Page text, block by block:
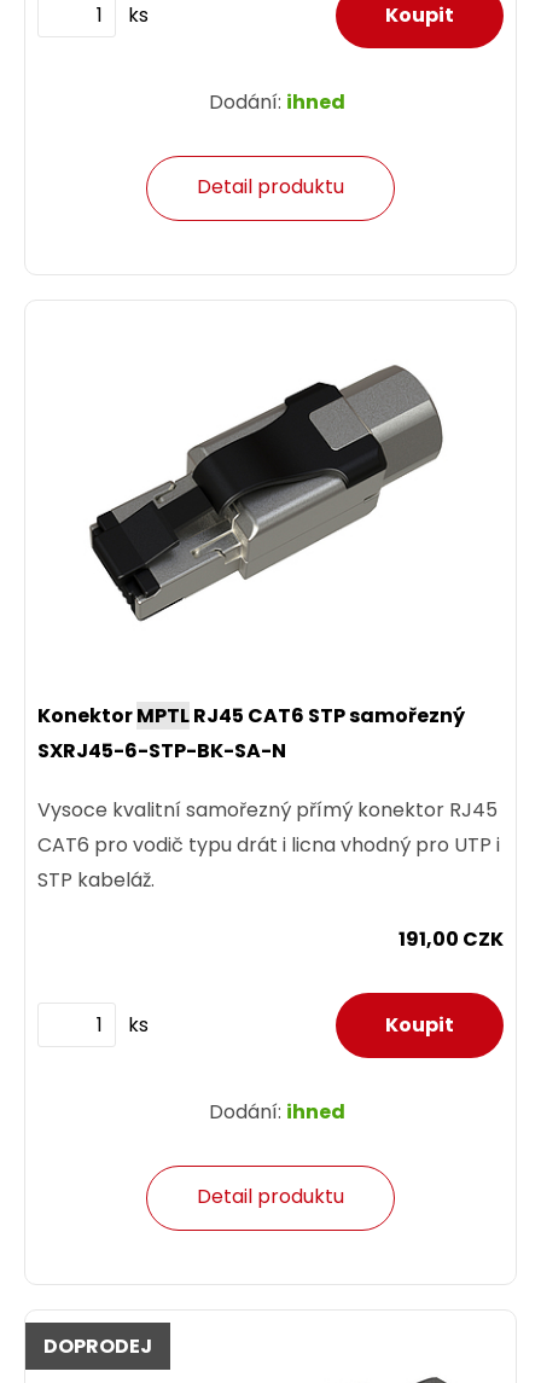
ks
Dodání: ihned
Detail produktu
KonektorMPTLRJ45 CAT6 STP samořezný
SXRJ45-6-STP-BK-SA-N
Vysoce kvalitní samořezný přímý konektor RJ45
CAT6 pro vodič typu drát i licna vhodný pro UTP i
STP kabeláž.
191,00 CZK
ks
Dodání: ihned
Detail produktu
DOPRODEJ